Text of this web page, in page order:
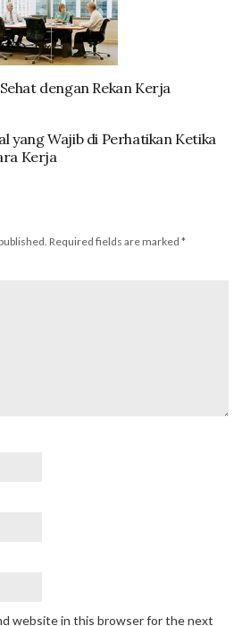
dengan Rekan Kerja
yang Wajib di Perhatikan Ketika
Kerja
Required fields are marked *
website in this browser for the next